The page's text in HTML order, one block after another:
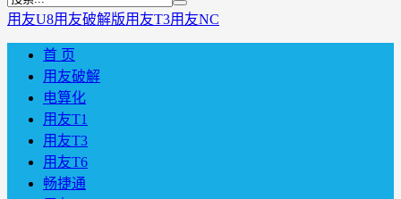
用友U8用友破解版用友T3用友NC
首 页
用友破解
电算化
用友T1
用友T3
用友T6
畅捷通